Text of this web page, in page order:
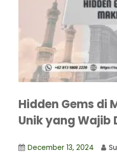
Hidden Gems di
Unik yang Wajib
December 13, 2024